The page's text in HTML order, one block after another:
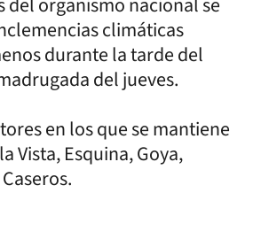
climáticas
durante la tarde del
del jueves.
en los que se mantiene
Vista, Esquina, Goya,